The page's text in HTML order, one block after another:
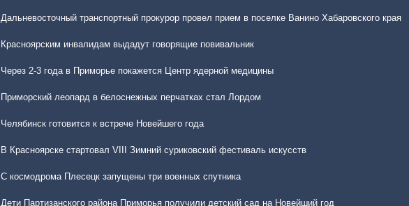
Дальневосточный транспортный прокурор провел прием в поселке Ванино Хабаровского края
Красноярским инвалидам выдадут говорящие повивальник
Через 2-3 года в Приморье покажется Центр ядерной медицины
Приморский леопард в белоснежных перчатках стал Лордом
Челябинск готовится к встрече Новейшего года
В Красноярске стартовал VIII Зимний суриковский фестиваль искусств
С космодрома Плесецк запущены три военных спутника
Дети Партизанского района Приморья получили детский сад на Новейший год